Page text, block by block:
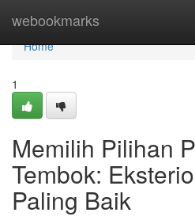
webookmarks
Home
Home
1
Memilih Pilihan
Tembok:
Paling Baik